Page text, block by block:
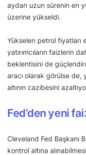
aydan uzun sürenin en
üzerine yükseldi.
Yükselen petrol fiyatları
yatırımcıların faizlerin
beklentisini de
aracı olarak görülse de,
altının cazibesini
Fed’den yeni
Cleveland Fed Başkanı
kontrol altına